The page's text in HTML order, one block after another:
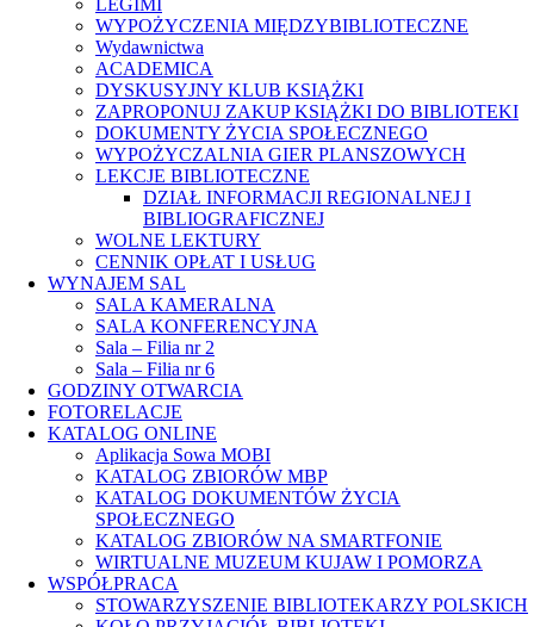
LEGIMI
WYPOŻYCZENIA MIĘDZYBIBLIOTECZNE
Wydawnictwa
ACADEMICA
DYSKUSYJNY KLUB KSIĄŻKI
ZAPROPONUJ ZAKUP KSIĄŻKI DO BIBLIOTEKI
DOKUMENTY ŻYCIA SPOŁECZNEGO
WYPOŻYCZALNIA GIER PLANSZOWYCH
LEKCJE BIBLIOTECZNE
DZIAŁ INFORMACJI REGIONALNEJ I
BIBLIOGRAFICZNEJ
WOLNE LEKTURY
CENNIK OPŁAT I USŁUG
WYNAJEM SAL
SALA KAMERALNA
SALA KONFERENCYJNA
Sala – Filia nr 2
Sala – Filia nr 6
GODZINY OTWARCIA
FOTORELACJE
KATALOG ONLINE
Aplikacja Sowa MOBI
KATALOG ZBIORÓW MBP
KATALOG DOKUMENTÓW ŻYCIA
SPOŁECZNEGO
KATALOG ZBIORÓW NA SMARTFONIE
WIRTUALNE MUZEUM KUJAW I POMORZA
WSPÓŁPRACA
STOWARZYSZENIE BIBLIOTEKARZY POLSKICH